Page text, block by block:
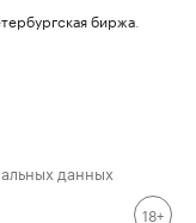
биржа
данных
18+